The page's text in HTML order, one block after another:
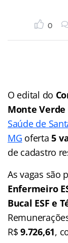
0
O edital do
Monte Verde
Saúde de
MG oferta5
de cadastro
As vagas são
Enfermeiro
Bucal ESF e
R$9.726,61,